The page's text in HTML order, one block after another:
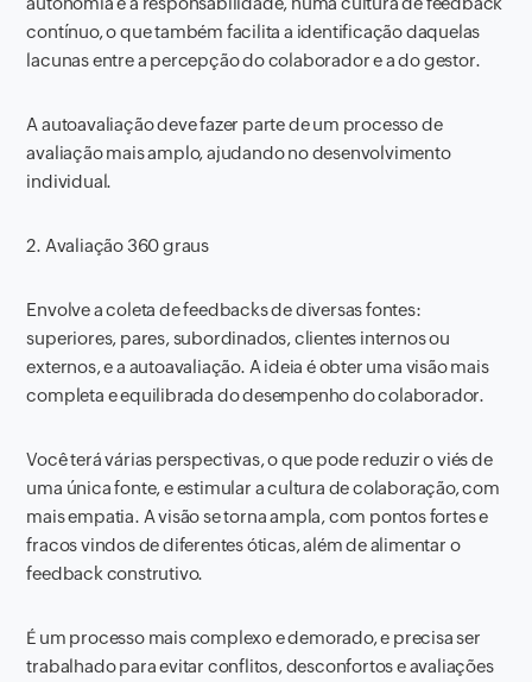
contínuo, o que também facilita a identificação daquelas
lacunas entre a percepção do colaborador e a do gestor.
A autoavaliação deve fazer parte de um processo de
avaliação mais amplo, ajudando no desenvolvimento
individual.
2. Avaliação 360 graus
Envolve a coleta de feedbacks de diversas fontes:
superiores, pares, subordinados, clientes internos ou
externos, e a autoavaliação. A ideia é obter uma visão mais
completa e equilibrada do desempenho do colaborador.
Você terá várias perspectivas, o que pode reduzir o viés de
uma única fonte, e estimular a cultura de colaboração, com
mais empatia. A visão se torna ampla, com pontos fortes e
fracos vindos de diferentes óticas, além de alimentar o
feedback construtivo.
É um processo mais complexo e demorado, e precisa ser
trabalhado para evitar conflitos, desconfortos e avaliações